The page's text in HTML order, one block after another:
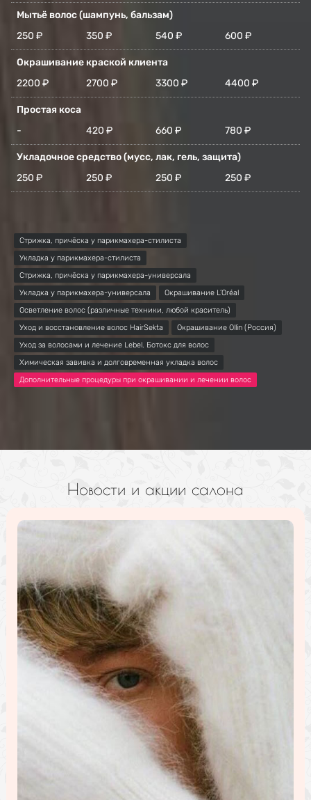
Мытьё волос (шампунь, бальзам)
250 ₽
350 ₽ 540 ₽ 600 ₽
Окрашивание краской клиента
2200 ₽
2700 ₽ 3300 ₽ 4400 ₽
Простая коса
-
420 ₽ 660 ₽ 780 ₽
Укладочное средство (мусс, лак, гель, защита)
250 ₽
250 ₽ 250 ₽ 250 ₽
Стрижка, причёска у парикмахера-стилиста
Укладка у парикмахера-стилиста
Стрижка, причёска у парикмахера-универсала
Укладка у парикмахера-универсала
Окрашивание L’Oréal
Осветление волос (различные техники, любой краситель)
Уход и восстановление волос HairSekta
Окрашивание Ollin (Россия)
Уход за волосами и лечение Lebel. Ботокс для волос
Химическая завивка и долговременная укладка волос
Дополнительные процедуры при окрашивании и лечении волос
Новости и акции салона